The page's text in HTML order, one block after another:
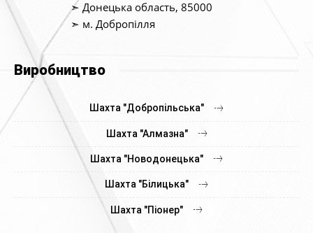
➣ Донецька область, 85000
➣ м. Добропілля
Виробництво
Шахта "Добропільська"
Шахта "Алмазна"
Шахта "Новодонецька"
Шахта "Білицька"
Шахта "Піонер"